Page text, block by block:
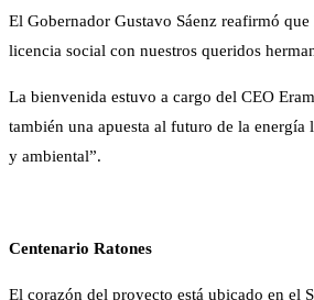
El Gobernador Gustavo Sáenz reafirmó
licencia social con nuestros queridos
La bienvenida estuvo a cargo del CEO
también una apuesta al futuro de la
y ambiental”.
Centenario Ratones
El corazón del proyecto está ubicado en el